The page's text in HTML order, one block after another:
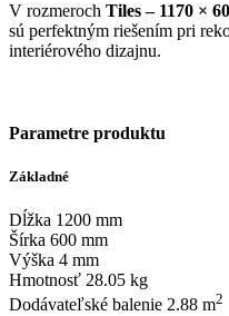
V rozmeroch Tiles – 1170 ×
sú perfektným riešením pri
interiérového dizajnu.
Parametre produktu
Základné
Dĺžka 1200 mm
Šírka 600 mm
Výška 4 mm
Hmotnosť 28.05 kg
Dodávateľské balenie 2.88 m2